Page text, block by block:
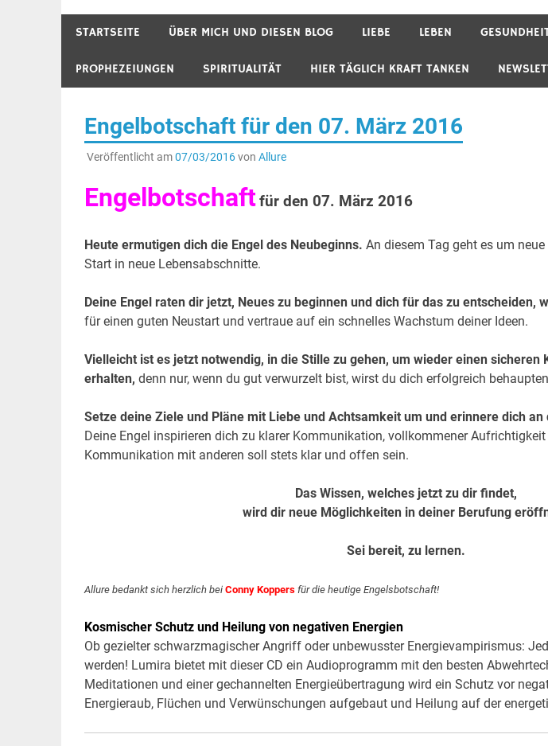
STARTSEITE ÜBER MICH UND DIESEN BLOG LIEBE LEBEN
PROPHEZEIUNGEN SPIRITUALITÄT HIER TÄGLICH KRAFT TANKEN
Engelbotschaft für den 07. März 2016
Veröffentlicht am07/03/2016von Allure
Engelbotschaftfür den 07. März 2016
Heute ermutigen dich die Engel des Neubeginns. An diesem Tag geht es um
Start in neue Lebensabschnitte.
Deine Engel raten dir jetzt, Neues zu beginnen und dich für das zu entscheiden,
für einen guten Neustart und vertraue auf ein schnelles Wachstum deiner Ideen.
Vielleicht ist es jetzt notwendig, in die Stille zu gehen, um wieder einen sicheren
erhalten, denn nur, wenn du gut verwurzelt bist, wirst du dich erfolgreich
Setze deine Ziele und Pläne mit Liebe und Achtsamkeit um und erinnere dich
Deine Engel inspirieren dich zu klarer Kommunikation, vollkommener
Kommunikation mit anderen soll stets klar und offen sein.
Das Wissen, welches jetzt zu dir findet,
wird dir neue Möglichkeiten in deiner Berufung
Sei bereit, zu lernen.
Allure bedankt sich herzlich bei Conny Koppersfür die heutige Engelsbotschaft!
Kosmischer Schutz und Heilung von negativen Energien
Ob gezielter schwarzmagischer Angriff oder unbewusster Energievampirismus:
werden! Lumira bietet mit dieser CD ein Audioprogramm mit den besten
Meditationen und einer gechannelten Energieübertragung wird ein Schutz vor
Energieraub, Flüchen und Verwünschungen aufgebaut und Heilung auf der